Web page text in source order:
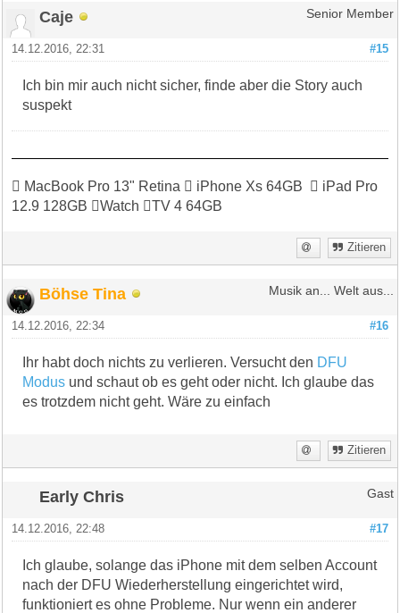
Caje Senior Member
#15
14.12.2016, 22:31
Ich bin mir auch nicht sicher, finde aber die Story auch
suspekt
 MacBook Pro 13" Retina  iPhone Xs 64GB  iPad Pro
12.9 128GB Watch TV 4 64GB
Zitieren
Böhse Tina Musik an... Welt aus...
#16
14.12.2016, 22:34
Ihr habt doch nichts zu verlieren. Versucht den DFU
Modus und schaut ob es geht oder nicht. Ich glaube das
es trotzdem nicht geht. Wäre zu einfach
Zitieren
Early Chris Gast
#17
14.12.2016, 22:48
Ich glaube, solange das iPhone mit dem selben Account
nach der DFU Wiederherstellung eingerichtet wird,
funktioniert es ohne Probleme. Nur wenn ein anderer